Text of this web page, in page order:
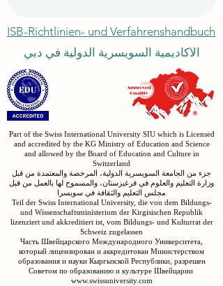
ISB-Richtlinien- und Verfahrenshandbuch
الاكاديمية السويسرية الدولية في دبي
Part of the Swiss International University SIU which is Licensed
and accredited by the KG Ministry of Education and Science
and allowed by the Board of Education and Culture in
Switzerland
جزء من الجامعة السويسرية الدولية، المرخصة والمعتمدة من قبل
وزارة التعليم والعلوم في قرغيزستان، والمسموح لها بالعمل من قبل
مجلس التعليم والثقافة في سويسرا
Teil der Swiss International University, die von dem Bildungs-
und Wissenschaftsministerium der Kirgisischen Republik
lizenziert und akkreditiert ist, vom Bildungs- und Kulturrat der
Schweiz zugelassen
Часть Швейцарского Международного Университета,
который лицензирован и аккредитован Министерством
образования и науки Кыргызской Республики, разрешен
Советом по образованию и культуре Швейцарии
www.swissuniversity.com